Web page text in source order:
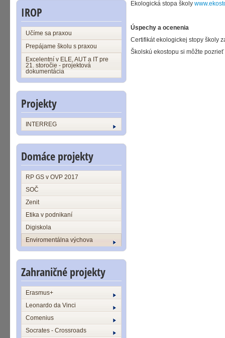
IROP
Učíme sa praxou
Prepájame školu s praxou
Excelentní v ELE, AUT a IT pre
21. storočie - projektová
dokumentácia
Projekty
INTERREG
Domáce projekty
RP GS v OVP 2017
SOČ
Zenit
Etika v podnikaní
Digiskola
Enviromentálna výchova
Zahraničné projekty
Erasmus+
Leonardo da Vinci
Comenius
Socrates - Crossroads
Ekologická stopa školy
Úspechy a ocenenia
Certifikát ekologickej stopy školy
Školskú ekostopu si môžte